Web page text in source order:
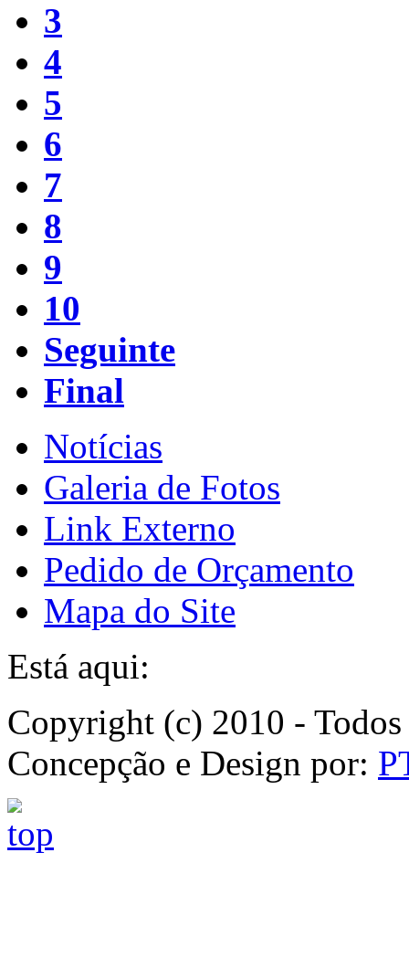
3
4
5
6
7
8
9
10
Seguinte
Final
Notícias
Galeria de Fotos
Link Externo
Pedido de Orçamento
Mapa do Site
Está aqui:
Copyright (c) 2010 -
Concepção e Design por: